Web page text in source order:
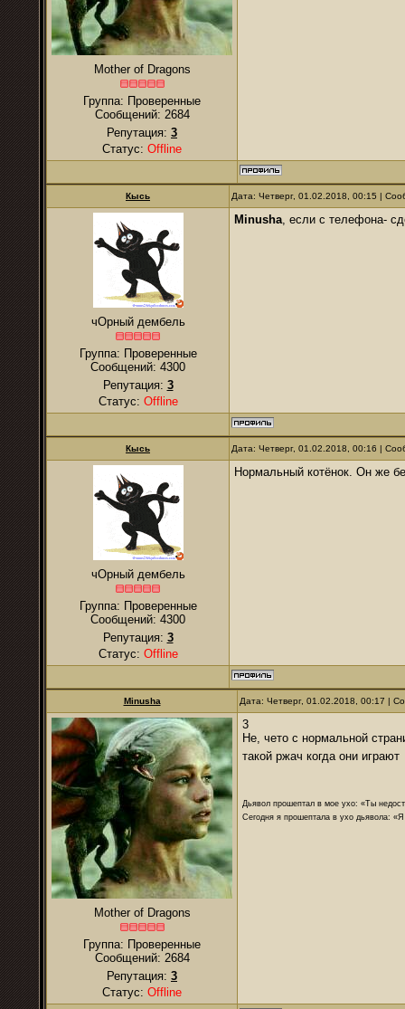
Mother of Dragons
Группа: Проверенные
Сообщений: 2684
Репутация: 3
Статус: Offline
Кысь Дата: Четверг, 01.02.2018, 00:15 |
чОрный дембель
Группа: Проверенные
Сообщений: 4300
Репутация: 3
Статус: Offline
Minusha, если с телефона-
Кысь Дата: Четверг, 01.02.2018, 00:16 |
чОрный дембель
Группа: Проверенные
Сообщений: 4300
Репутация: 3
Статус: Offline
Нормальный котёнок. Он же
Minusha Дата: Четверг, 01.02.2018, 00:17 |
Mother of Dragons
Группа: Проверенные
Сообщений: 2684
Репутация: 3
Статус: Offline
3
Не, чето с нормальной
такой ржач когда они
Дьявол прошептал в мое ухо: «Ты
Сегодня я прошептала в ухо дьявола: